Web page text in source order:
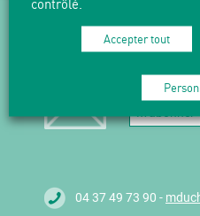
NEWSLETTER
à nos
04 37 49 73 90 -
contrôlé.
Accepter tout